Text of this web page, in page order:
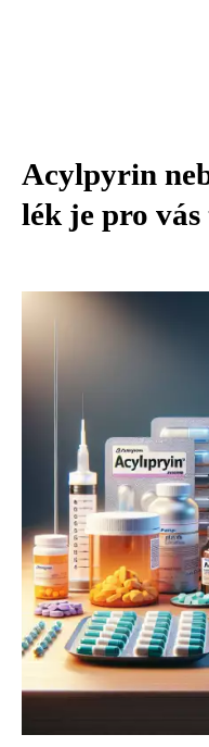
Acylpyrin
lék je pro